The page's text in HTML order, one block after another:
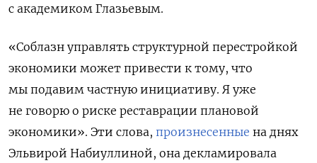
с академиком Глазьевым.
«Соблазн управлять структурной перестройкой
экономики может привести к тому, что
мы подавим частную инициативу. Я уже
не говорю о риске реставрации плановой
экономики». Эти слова, произнесенные на днях
Эльвирой Набиуллиной, она декламировала